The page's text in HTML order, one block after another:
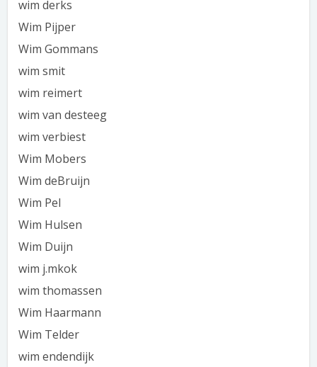
wim derks
Wim Pijper
Wim Gommans
wim smit
wim reimert
wim van desteeg
wim verbiest
Wim Mobers
Wim deBruijn
Wim Pel
Wim Hulsen
Wim Duijn
wim j.mkok
wim thomassen
Wim Haarmann
Wim Telder
wim endendijk